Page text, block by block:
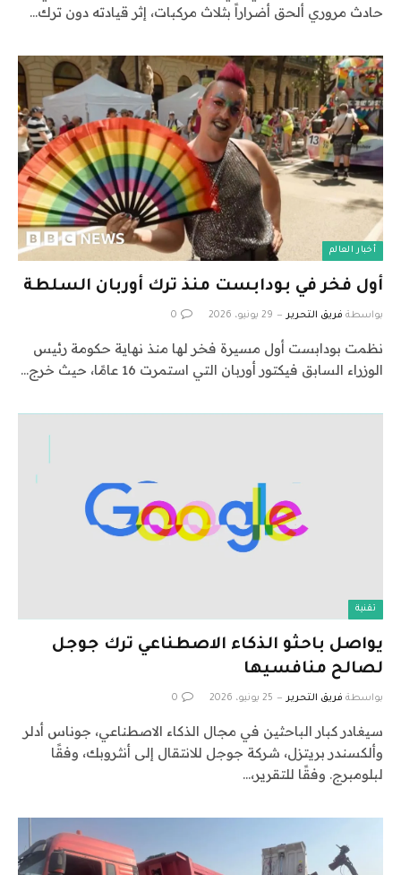
حادث مروري ألحق أضراراً بثلاث مركبات، إثر قيادته دون ترك…
أخبار العالم
أول فخر في بودابست منذ ترك أوربان السلطة
بواسطة فريق التحرير 29 يونيو، 2026 0
نظمت بودابست أول مسيرة فخر لها منذ نهاية حكومة رئيس
الوزراء السابق فيكتور أوربان التي استمرت 16 عامًا، حيث خرج…
تقنية
يواصل باحثو الذكاء الاصطناعي ترك جوجل
لصالح منافسيها
بواسطة فريق التحرير 25 يونيو، 2026 0
سيغادر كبار الباحثين في مجال الذكاء الاصطناعي، جوناس أدلر
وألكسندر بريتزل، شركة جوجل للانتقال إلى أنثروبك، وفقًا
لبلومبرج. وفقًا للتقرير،…